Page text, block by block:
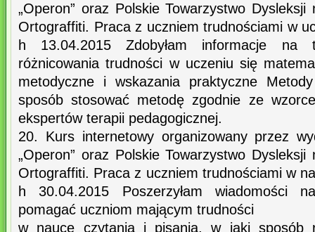
„Operon” oraz Polskie Towarzystwo
Ortograffiti. Praca z uczniem trudnościami w
h 13.04.2015 Zdobyłam informacje na
różnicowania trudności w uczeniu się
metodyczne i wskazania praktyczne
sposób stosować metodę zgodnie ze
ekspertów terapii pedagogicznej.
20. Kurs internetowy organizowany przez
„Operon” oraz Polskie Towarzystwo
Ortograffiti. Praca z uczniem trudnościami w
h 30.04.2015 Poszerzyłam wiadomości
pomagać uczniom mającym trudności
w nauce czytania i pisania, w jaki sposób